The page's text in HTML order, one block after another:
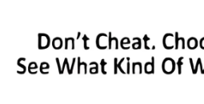
terpengaruh dengan
menyimpang dan segera